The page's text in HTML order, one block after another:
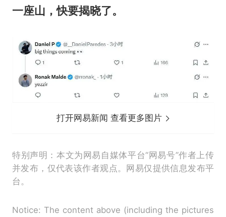
一座山，快要揭晓了。
打开网易新闻 查看更多图片
特别声明：本文为网易自媒体平台“网易号”作者上传
并发布，仅代表该作者观点。网易仅提供信息发布平
台。
Notice: The content above (including the pictures